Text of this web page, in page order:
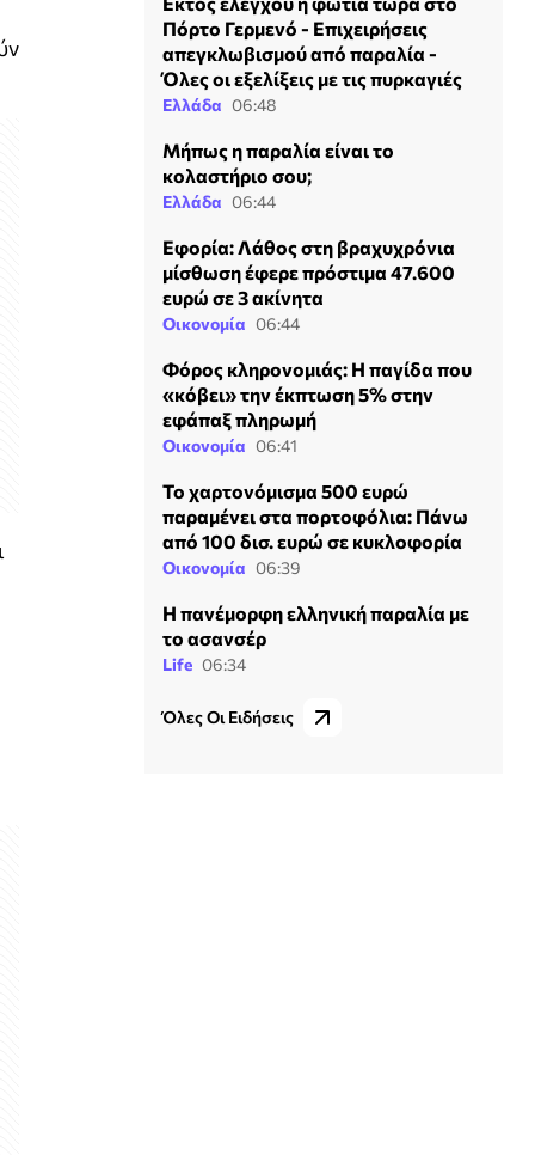
Πόρτο Γερμενό - Επιχειρήσεις
απεγκλωβισμού από παραλία -
Όλες οι εξελίξεις με τις πυρκαγιές
Ελλάδα 06:48
Μήπως η παραλία είναι το
κολαστήριο σου;
Ελλάδα 06:44
Εφορία: Λάθος στη βραχυχρόνια
μίσθωση έφερε πρόστιμα 47.600
ευρώ σε 3 ακίνητα
Οικονομία 06:44
Φόρος κληρονομιάς: Η παγίδα που
«κόβει» την έκπτωση 5% στην
εφάπαξ πληρωμή
Οικονομία 06:41
Το χαρτονόμισμα 500 ευρώ
παραμένει στα πορτοφόλια: Πάνω
από 100 δισ. ευρώ σε κυκλοφορία
Οικονομία 06:39
Η πανέμορφη ελληνική παραλία με
το ασανσέρ
Life 06:34
Όλες Οι Ειδήσεις